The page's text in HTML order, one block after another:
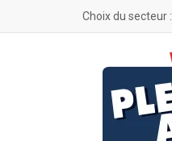
Choix du secteur :